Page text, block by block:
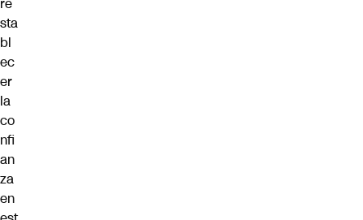
sta
bl
ec
er
la
co
nfi
an
za
en